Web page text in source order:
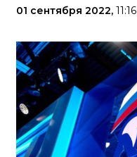
01 сентября 2022, 11:16